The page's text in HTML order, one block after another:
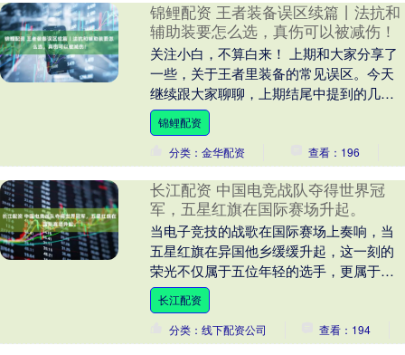
锦鲤配资 王者装备误区续篇丨法抗和
辅助装要怎么选，真伤可以被减伤！
关注小白，不算白来！ 上期和大家分享了
一些，关于王者里装备的常见误区。今天
继续跟大家聊聊，上期结尾中提到的几个
问题： 1.真实伤害可以被减伤吗？会被反
甲反弹么？....
锦鲤配资
分类：金华配资
查看：196
长江配资 中国电竞战队夺得世界冠
军，五星红旗在国际赛场升起。
当电子竞技的战歌在国际赛场上奏响，当
五星红旗在异国他乡缓缓升起，这一刻的
荣光不仅属于五位年轻的选手，更属于中
国电竞产业二十余年的沉淀与突破。电子
竞技作为新兴的体....
长江配资
分类：线下配资公司
查看：194